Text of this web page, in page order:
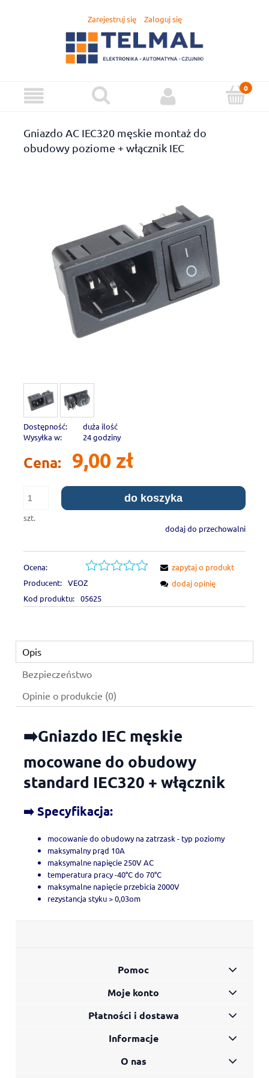
Zarejestruj się Zaloguj się
Gniazdo AC IEC320 męskie montaż do
obudowy poziome + włącznik IEC
Dostępność:
duża ilość
Wysyłka w:
24 godziny
Cena: 9,00 zł
szt.
do koszyka
dodaj do przechowalni
Ocena:
Producent: VEOZ
Kod produktu: 05625
zapytaj o produkt
dodaj opinię
Opis
Bezpieczeństwo
Opinie o produkcie (0)
➡️Gniazdo IEC męskie
mocowane do obudowy
standard IEC320 + włącznik
➡️ Specyfikacja:
mocowanie do obudowy na zatrzask - typ poziomy
maksymalny prąd 10A
maksymalne napięcie 250V AC
temperatura pracy -40°C do 70°C
maksymalne napięcie przebicia 2000V
rezystancja styku > 0,03om
Pomoc
Moje konto
Płatności i dostawa
Informacje
O nas